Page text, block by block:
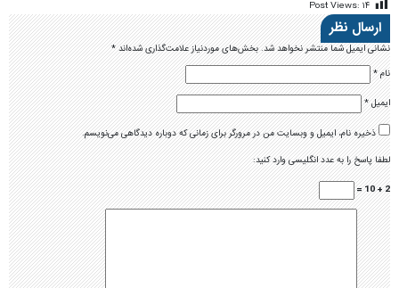
Post Views: ۱۴
ارسال نظر
نشانی ایمیل شما منتشر نخواهد شد.بخش‌های موردنیاز علامت‌گذاری شده‌اند*
نام*
ایمیل*
ذخیره نام، ایمیل و وبسایت من در مرورگر برای زمانی که دوباره دیدگاهی می‌نویسم.
لطفا پاسخ را به عدد انگلیسی وارد کنید:
2 + 10 =